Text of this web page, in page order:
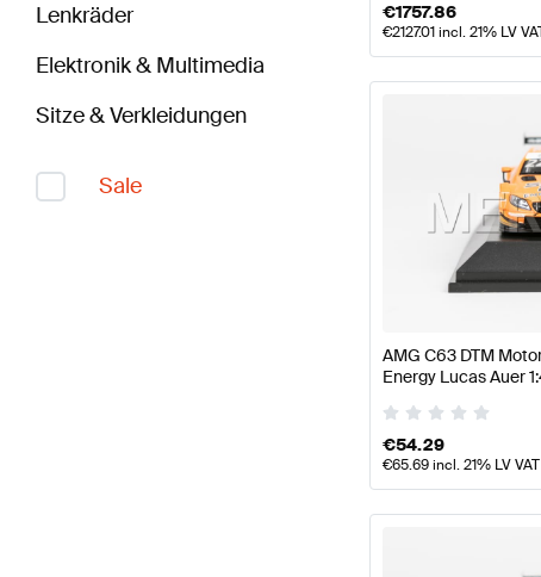
Lenkräder
Elektronik & Multimedia
Sitze & Verkleidungen
Sale
€1757.86
€2127.01incl. 21% LV
AMG C63 DTM
Energy Lucas Auer
€54.29
€65.69incl. 21% LV VAT